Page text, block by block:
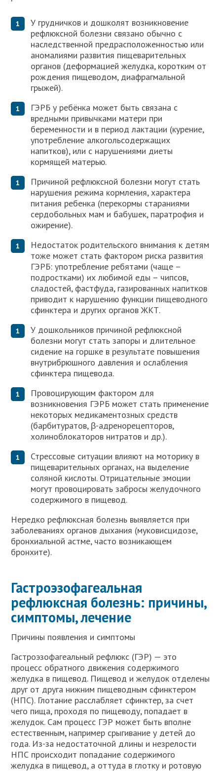
У грудничков и дошколят возникновение
рефлюксной болезни связано обычно с
наследственной предрасположенностью или
аномалиями развития пищеварительных
органов (деформацией желудка, коротким от
рождения пищеводом, диафрагмальной
грыжей).
ГЭРБ у ребёнка может быть связана с
вредными привычками матери при
беременности и в период лактации (курение,
употребление алкогольсодержащих
напитков), или с нарушениями диеты
кормящей матерью.
Причиной рефлюксной болезни могут стать
нарушения режима кормления, характера
питания ребенка (перекормы стараниями
сердобольных мам и бабушек, паратрофия и
ожирение).
Недостаток родительского внимания к детям
тоже может стать фактором риска развития
ГЭРБ: употребление ребятами (чаще –
подростками) их любимой еды – чипсов,
сладостей, фастфуда, газированных напитков
приводит к нарушению функции пищеводного
сфинктера и других органов ЖКТ.
У дошкольников причиной рефлюксной
болезни могут стать запоры и длительное
сидение на горшке в результате повышения
внутрибрюшного давления и ослабления
сфинктера пищевода.
Провоцирующим фактором для
возникновения ГЭРБ может стать применение
некоторых медикаментозных средств
(барбитуратов, β-адренорецепторов,
холиноблокаторов нитратов и др.).
Стрессовые ситуации влияют на моторику в
пищеварительных органах, на выделение
соляной кислоты. Отрицательные эмоции
могут провоцировать забросы желудочного
содержимого в пищевод.
Нередко рефлюксная болезнь выявляется при
заболеваниях органов дыхания (муковисцидозе,
бронхиальной астме, часто возникающем
бронхите).
Гастроэзофагеальная
рефлюксная болезнь: причины,
симптомы, лечение
Причины появления и симптомы
Гастроэзофагеальный рефлюкс (ГЭР) — это
процесс обратного движения содержимого
желудка в пищевод. Пищевод и желудок отделены
друг от друга нижним пищеводным сфинктером
(НПС). Глотание расслабляет сфинктер, за счет
чего пища, проходя по пищеводу, попадает в
желудок. Сам процесс ГЭР может быть вполне
естественным, например срыгивание у детей до
года. Из-за недостаточной длины и незрелости
НПС происходит попадание содержимого
желудка в пищевод, а оттуда в глотку и ротовую